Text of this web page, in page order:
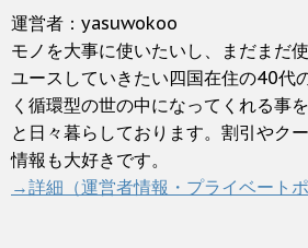
運営者：yasuwokoo
モノを大事に使いたいし、まだまだ
ユースしていきたい四国在住の40代
く循環型の世の中になってくれる事
と日々暮らしております。割引やク
情報も大好きです。
→詳細（運営者情報・プライベート